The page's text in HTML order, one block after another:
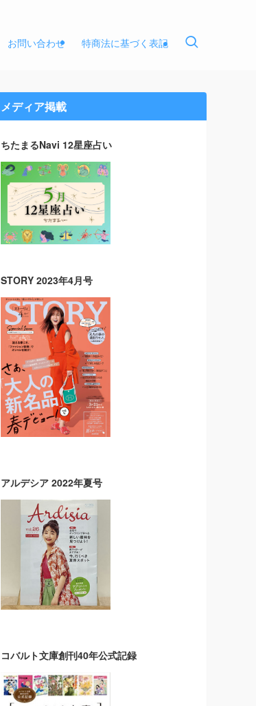
お問い合わせ 特商法に基づく表記
メディア掲載
ちたまるNavi 12星座占い
STORY 2023年4月号
アルデシア 2022年夏号
コバルト文庫創刊40年公式記録